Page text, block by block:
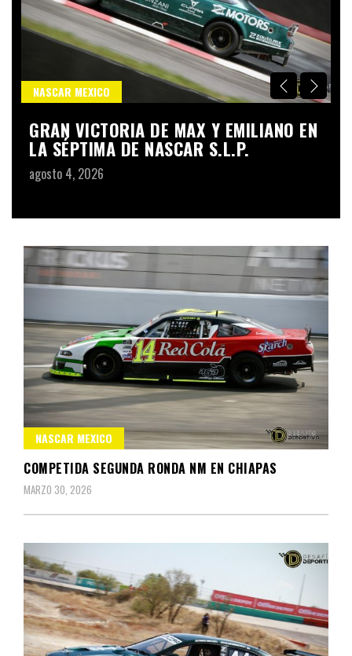
NASCAR MEXICO
GRAN VICTORIA DE MAX Y EMILIANO EN
LA SÉPTIMA DE NASCAR S.L.P.
agosto 4, 2026
NASCAR MEXICO
COMPETIDA SEGUNDA RONDA NM EN CHIAPAS
MARZO 30, 2026